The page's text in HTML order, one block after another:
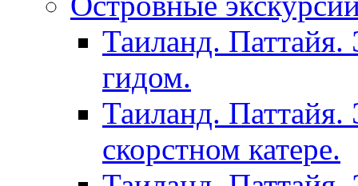
Таиланд. Паттайя.
гидом.
Таиланд.
скорстном катере.